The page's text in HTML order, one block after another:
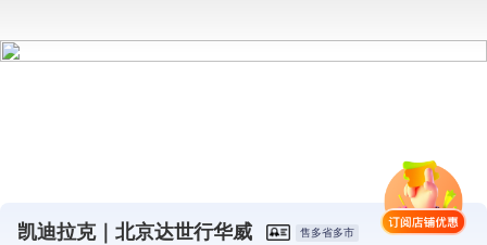
凯迪拉克｜北京达世行华威 售多省多市